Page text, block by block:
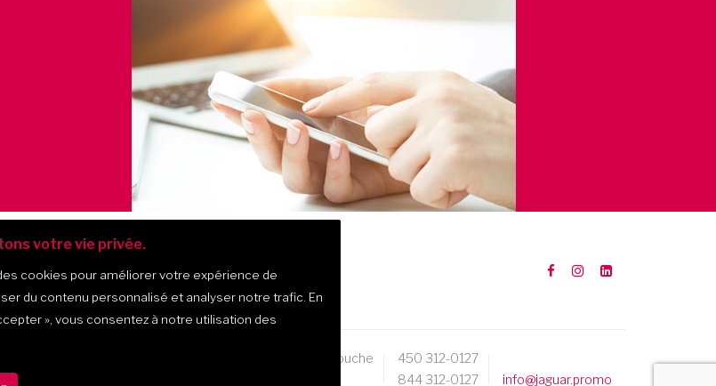
475, montée Masson, bur. 202, Mascouche
450 312-0127
844 312-0127
info@jaguar.promo
votre vie privée.
cookies pour améliorer votre expérience de
du contenu personnalisé et analyser notre trafic. En
» , vous consentez à notre utilisation des